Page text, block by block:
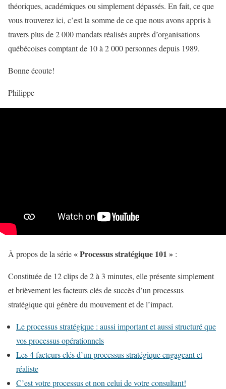
théoriques, académiques ou simplement dépassés. En fait, ce que
vous trouverez ici, c’est la somme de ce que nous avons appris à
travers plus de 2 000 mandats réalisés auprès d’organisations
québécoises comptant de 10 à 2 000 personnes depuis 1989.
Bonne écoute!
Philippe
À propos de la série«Processus stratégique 101 » :
Constituée de 12 clips de 2 à 3 minutes, elle présente simplement
et brièvement les facteurs clés de succès d’un processus
stratégique qui génère du mouvement et de l’impact.
Le processus stratégique : aussi important et aussi structuré que
vos processus opérationnels
Les 4 facteurs clés d’un processus stratégique engageant et
réaliste
C’est votre processus et non celui de votre consultant!